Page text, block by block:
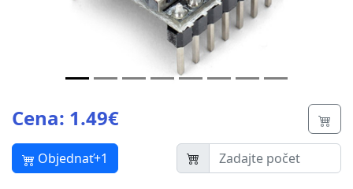
Cena: 1.49€
Objednať+1